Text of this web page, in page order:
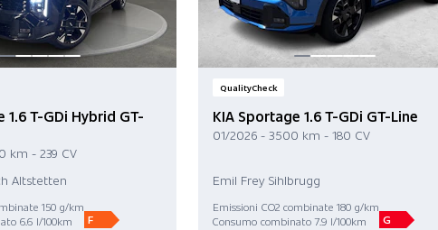
1.6 T-GDi Hybrid GT-
km - 239 CV
Altstetten
150 g/km
6.6 l/100km
F
QualityCheck
KIA Sportage 1.6 T-GDi GT-Line
01/2026 - 3 500 km - 180 CV
Emil Frey Sihlbrugg
Emissioni CO2 combinate 180 g/km
Consumo combinato 7.9 l/100km
G